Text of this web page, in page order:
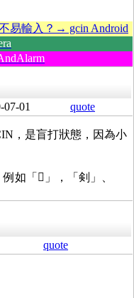
易輸入？→ gcin Android
07-01 quote
，是盲打狀態，因為小
如「𤞚」，「剣」、
quote